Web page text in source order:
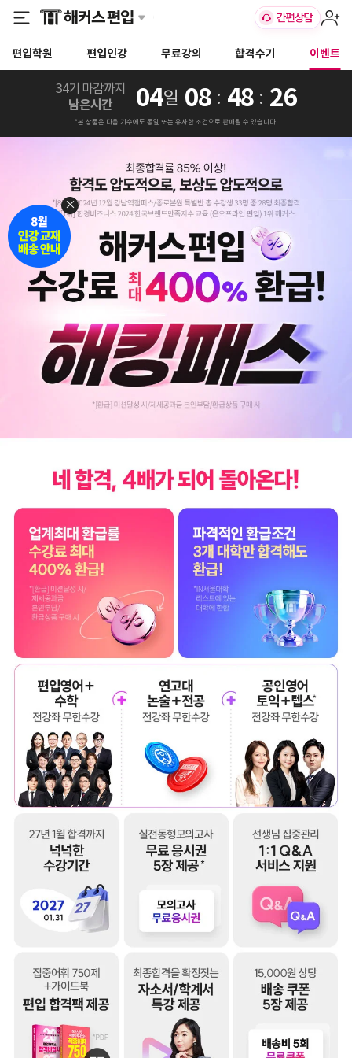
편입학원 편입인강 무료강의 합격수기 이벤트
34기 마감까지
남은시간 04일 08 : 48 : 24
*본 상품은 다음 기수에도 동일 또는 유사한 조건으로 판매될 수 있습니다.
×